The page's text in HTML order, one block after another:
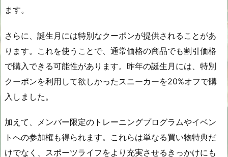
ます。
さらに、誕生月には特別なクーポンが提供されることがあ
ります。これを使うことで、通常価格の商品でも割引価格
で購入できる可能性があります。昨年の誕生月には、特別
クーポンを利用して欲しかったスニーカーを20%オフで購
入しました。
加えて、メンバー限定のトレーニングプログラムやイベン
トへの参加権も得られます。これらは単なる買い物特典だ
けでなく、スポーツライフをより充実させるきっかけにも